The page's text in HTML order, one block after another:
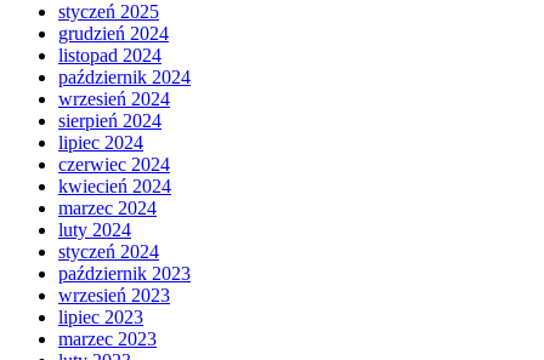
styczeń 2025
grudzień 2024
listopad 2024
październik 2024
wrzesień 2024
sierpień 2024
lipiec 2024
czerwiec 2024
kwiecień 2024
marzec 2024
luty 2024
styczeń 2024
październik 2023
wrzesień 2023
lipiec 2023
marzec 2023